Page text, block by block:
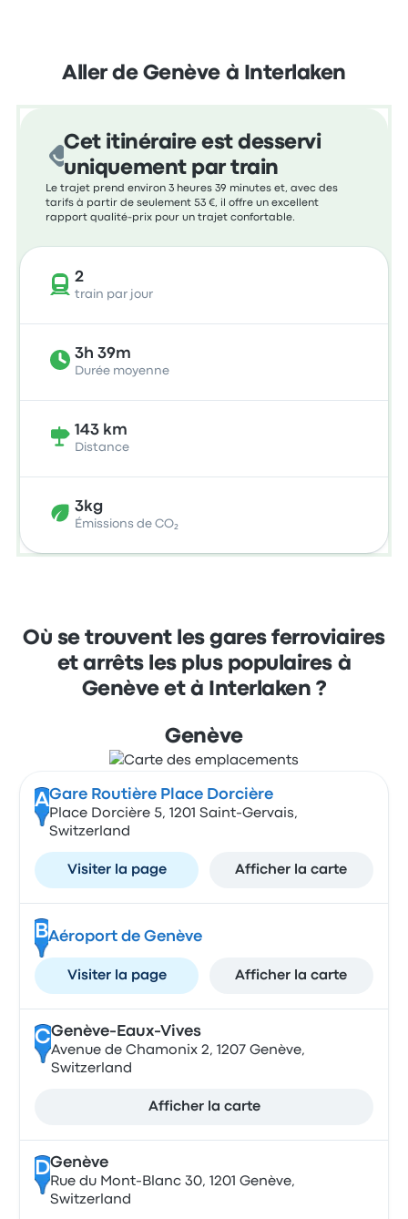
Aller de Genève à Interlaken
Cet itinéraire est desservi
uniquement par train
Le trajet prend environ 3 heures 39 minutes et, avec des
tarifs à partir de seulement 53 €, il offre un excellent
rapport qualité-prix pour un trajet confortable.
2
train par jour
3h 39m
Durée moyenne
143 km
Distance
3kg
Émissions de CO₂
Où se trouvent les gares ferroviaires
et arrêts les plus populaires à
Genève et à Interlaken ?
Genève
AGare Routière Place Dorcière
Place Dorcière 5, 1201 Saint-Gervais,
Switzerland
Visiter la page Afficher la carte
BAéroport de Genève
Visiter la page Afficher la carte
CGenève-Eaux-Vives
Avenue de Chamonix 2, 1207 Genève,
Switzerland
Afficher la carte
DGenève
Rue du Mont-Blanc 30, 1201 Genève,
Switzerland